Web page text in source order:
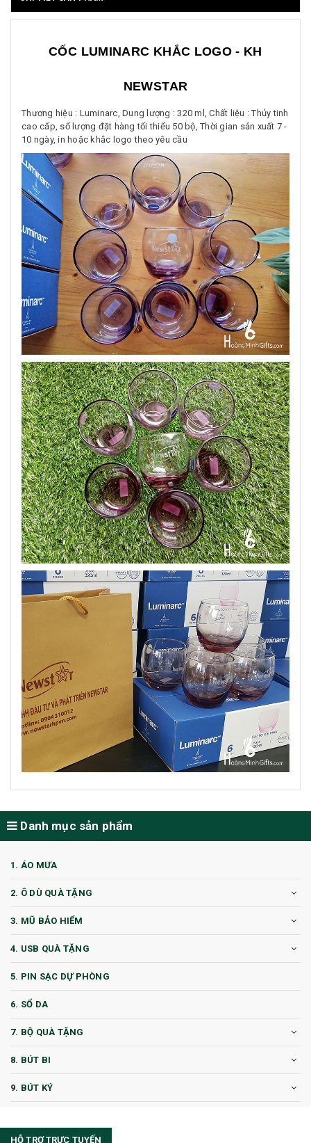
CỐC LUMINARC KHẮC LOGO - KH
NEWSTAR
Thương hiệu : Luminarc, Dung lượng : 320 ml, Chất liệu : Thủy tinh
cao cấp, số lượng đặt hàng tối thiểu 50 bộ, Thời gian sản xuất 7 -
10 ngày, in hoặc khắc logo theo yêu cầu
Danh mục sản phẩm
1. ÁO MƯA
2. Ô DÙ QUÀ TẶNG
3. MŨ BẢO HIỂM
4. USB QUÀ TẶNG
5. PIN SẠC DỰ PHÒNG
6. SỔ DA
7. BỘ QUÀ TẶNG
8. BÚT BI
9. BÚT KÝ
HỖ TRỢ TRỰC TUYẾN